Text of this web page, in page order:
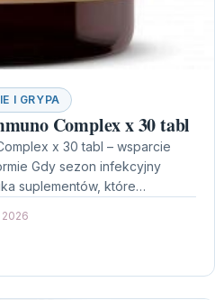
I GRYPA
Complex x 30 tabl
x 30 tabl – wsparcie
Gdy sezon infekcyjny
suplementów, które…
2026